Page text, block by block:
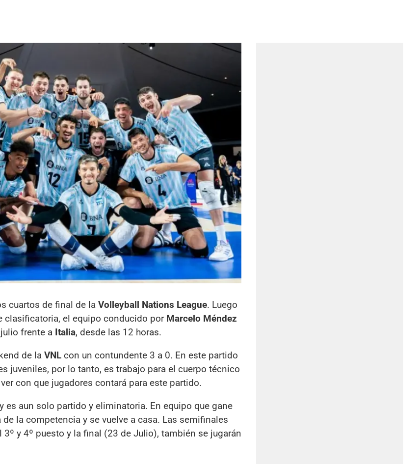
cuartos de final de la Volleyball Nations League. Luego
clasificatoria, el equipo conducido por Marcelo Méndez
frente a Italia, desde las 12 horas.
de la VNL con un contundente 3 a 0. En este partido
juveniles, por lo tanto, es trabajo para el cuerpo técnico
ver con que jugadores contará para este partido.
y es aun solo partido y eliminatoria. En equipo que gane
la competencia y se vuelve a casa. Las semifinales
y 4º puesto y la final (23 de Julio), también se jugarán